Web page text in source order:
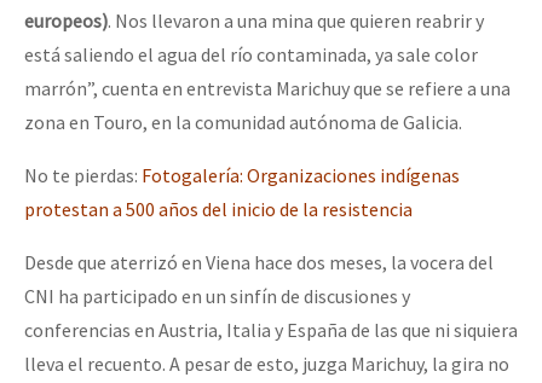
Contacto
europeos). Nos llevaron a una mina que quieren reabrir y
está saliendo el agua del río contaminada, ya sale color
marrón”, cuenta en entrevista Marichuy que se refiere a una
zona en Touro, en la comunidad autónoma de Galicia.
No te pierdas: Fotogalería: Organizaciones indígenas
protestan a 500 años del inicio de la resistencia
Desde que aterrizó en Viena hace dos meses, la vocera del
CNI ha participado en un sinfín de discusiones y
conferencias en Austria, Italia y España de las que ni siquiera
lleva el recuento. A pesar de esto, juzga Marichuy, la gira no